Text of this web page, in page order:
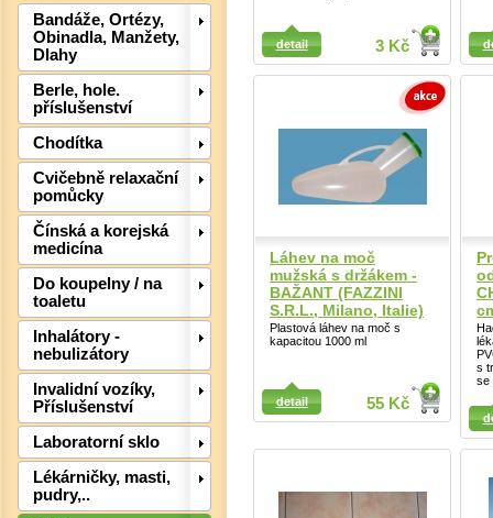
Bandáže, Ortézy,
Obinadla, Manžety,
Dlahy
Berle, hole.
příslušenství
Chodítka
Cvičebně relaxační
pomůcky
Čínská a korejská
medicína
Do koupelny / na
toaletu
Inhalátory -
nebulizátory
Invalidní vozíky,
Příslušenství
Laboratorní sklo
Lékárničky, masti,
pudry,..
3 Kč
detail
Detail
Detail
Láhev na moč
mužská s držákem -
BAŽANT (FAZZINI
S.R.L., Milano, Italie)
Plastová láhev na moč s
kapacitou 1000 ml
55 Kč
detail
s
se
Detail
Detail